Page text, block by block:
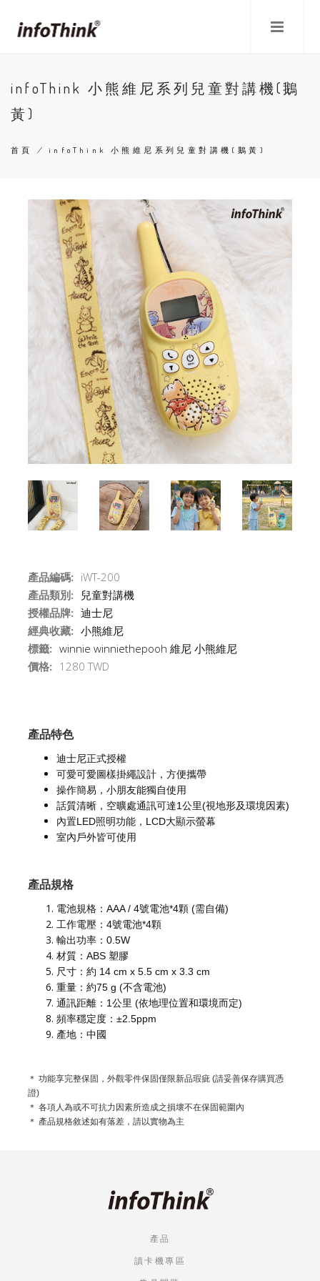
infoThink 小熊維尼系列兒童對講機(鵝
黃)
航
首頁 /infoThink 小熊維尼系列兒童對講機(鵝黃)
產品編碼: iWT-200
產品類別:
兒童對講機
授權品牌: 迪士尼
經典收藏: 小熊維尼
標籤: winnie winniethepooh 維尼 小熊維尼
價格: 1280 TWD
產品特色
迪士尼正式授權
可愛可愛圖樣掛繩設計，方便攜帶
操作簡易，小朋友能獨自使用
話質清晰，空曠處通訊可達1公里(視地形及環境因素)
內置LED照明功能，LCD大顯示螢幕
室內戶外皆可使用
產品規格
電池規格：AAA / 4號電池*4顆 (需自備)
工作電壓：4號電池*4顆
輸出功率：0.5W
材質：ABS 塑膠
尺寸：約 14 cm x 5.5 cm x 3.3 cm
重量：約75 g (不含電池)
通訊距離：1公里 (依地理位置和環境而定)
頻率穩定度：±2.5ppm
產地：中國
＊ 功能享完整保固，外觀零件保固僅限新品瑕疵 (請妥善保存購買憑
證)
＊ 各項人為或不可抗力因素所造成之損壞不在保固範圍內
＊ 產品規格敘述如有落差，請以實物為主
產品
讀卡機專區